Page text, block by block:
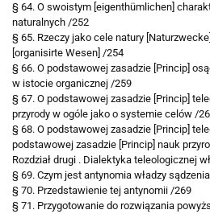
§ 64. O swoistym [eigenthümlichen]
naturalnych /252
§ 65. Rzeczy jako cele natury
[organisirte Wesen] /254
§ 66. O podstawowej zasadzie [Princip]
w istocie organicznej /259
§ 67. O podstawowej zasadzie [Princip]
przyrody w ogóle jako o systemie celów /
§ 68. O podstawowej zasadzie [Princip]
podstawowej zasadzie [Princip] nauk
Rozdział drugi . Dialektyka teleologicznej
§ 69. Czym jest antynomia władzy
§ 70. Przedstawienie tej antynomii /269
§ 71. Przygotowanie do rozwiązania